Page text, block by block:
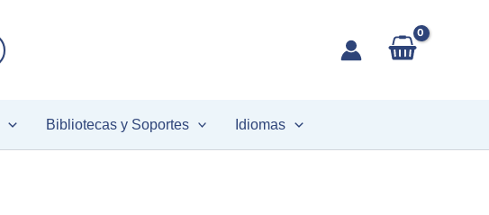
Bibliotecas y Soportes Idiomas